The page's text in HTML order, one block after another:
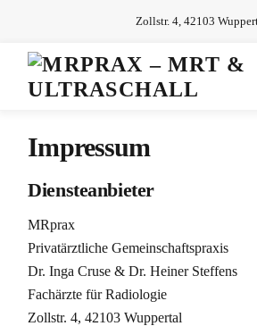
content
Zollstr. 4, 42103
Impressum
Diensteanbieter
MRprax
Privatärztliche Gemeinschaftspraxis
Dr. Inga Cruse & Dr. Heiner Steffens
Fachärzte für Radiologie
Zollstr. 4, 42103 Wuppertal